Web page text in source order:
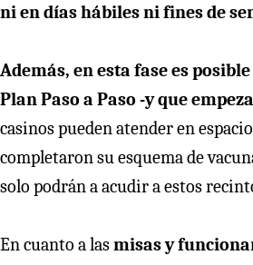
ni en días hábiles ni fines de
Además, en esta fase es
Plan Paso a Paso -y que
casinos pueden atender en
completaron su esquema de
solo podrán a acudir a estos
En cuanto a lasmisas y